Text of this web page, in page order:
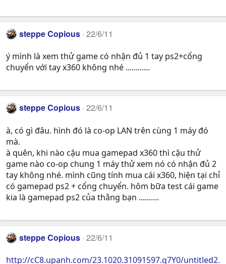
steppe Copious 22/6/11
ý mình là xem thử game có nhận đủ 1 tay ps2+cổng
chuyển với tay x360 không nhé ............
steppe Copious 22/6/11
à, có gì đâu. hình đó là co-op LAN trên cùng 1 máy đó
mà.
à quên, khi nào cậu mua gamepad x360 thì cậu thử
game nào co-op chung 1 máy thử xem nó có nhận đủ 2
tay không nhé. mình cũng tính mua cái x360, hiện tại chỉ
có gamepad ps2 + cổng chuyển. hôm bữa test cái game
kia là gamepad ps2 của thằng bạn ..........
steppe Copious 22/6/11
http://cC8.upanh.com/23.1020.31091597.q7Y0/untitled2.